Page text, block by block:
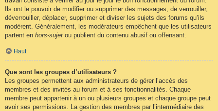
Ils ont le pouvoir de modifier ou supprimer des messages, de verrouiller,
déverrouiller, déplacer, supprimer et diviser les sujets des forums qu’ils
modèrent. Généralement, les modérateurs empêchent que les utilisateurs
partent en hors-sujet ou publient du contenu abusif ou offensant.
Haut
Que sont les groupes d’utilisateurs ?
Les groupes permettent aux administrateurs de gérer l’accès des
membres et des invités au forum et à ses fonctionnalités. Chaque
membre peut appartenir à un ou plusieurs groupes et chaque groupe peut
avoir ses permissions. La gestion des membres par l’intermédiaire des